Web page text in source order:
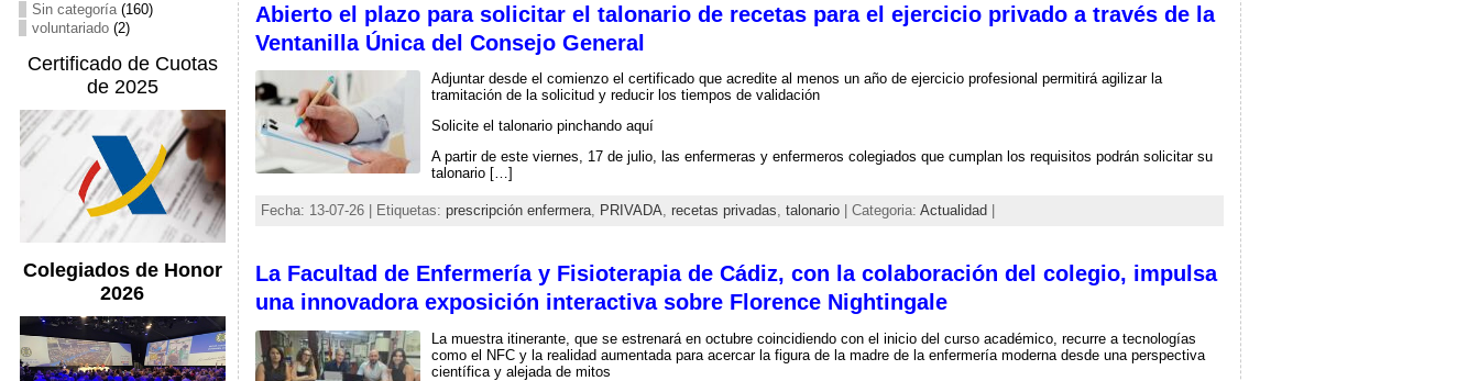
Sin categoría(160)
voluntariado(2)
Certificado de Cuotas
de 2025
Colegiados de Honor
2026
Abierto el plazo para solicitar el talonario de recetas para el ejercicio privado a través de la
Ventanilla Única del Consejo General
Adjuntar desde el comienzo el certificado que acredite al menos un año de ejercicio profesional permitirá agilizar la
tramitación de la solicitud y reducir los tiempos de validación
Solicite el talonario pinchando aquí
A partir de este viernes, 17 de julio, las enfermeras y enfermeros colegiados que cumplan los requisitos podrán solicitar su
talonario […]
Fecha: 13-07-26 | Etiquetas: prescripción enfermera, PRIVADA recetas privadas talonario| Categoria: Actualidad
La Facultad de Enfermería y Fisioterapia de Cádiz, con la colaboración del colegio, impulsa
una innovadora exposición interactiva sobre Florence Nightingale
La muestra itinerante, que se estrenará en octubre coincidiendo con el inicio del curso académico, recurre a tecnologías
como el NFC y la realidad aumentada para acercar la figura de la madre de la enfermería moderna desde una perspectiva
científica y alejada de mitos